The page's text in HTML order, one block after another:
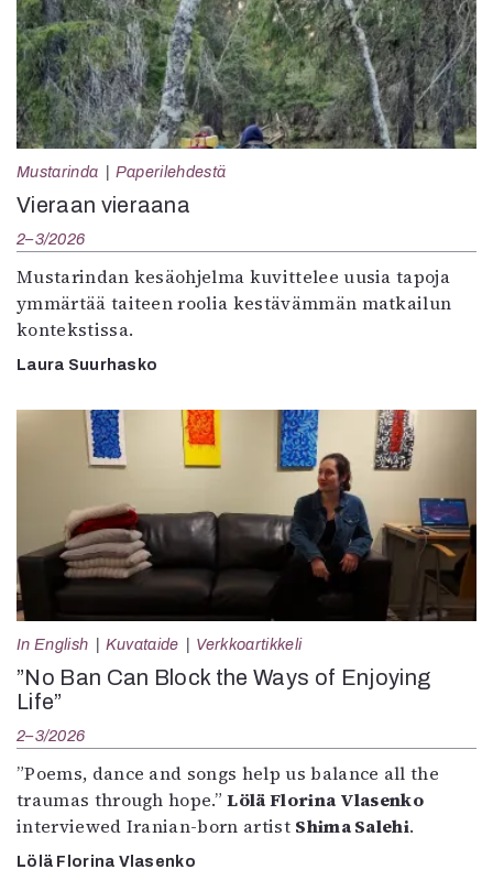
Mustarinda Paperilehdestä
Vieraan vieraana
2–3/2026
Mustarindan kesäohjelma kuvittelee uusia tapoja
ymmärtää taiteen roolia kestävämmän matkailun
kontekstissa.
Laura Suurhasko
In English Kuvataide Verkkoartikkeli
”No Ban Can Block the Ways of Enjoying
Life”
2–3/2026
”Poems, dance and songs help us balance all the
traumas through hope.”Lölä Florina Vlasenko
interviewed Iranian-born artist Shima Salehi.
Lölä Florina Vlasenko